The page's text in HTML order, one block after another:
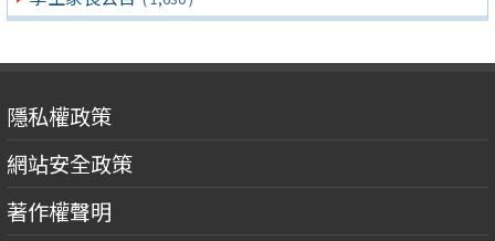
隱私權政策
網站安全政策
著作權聲明